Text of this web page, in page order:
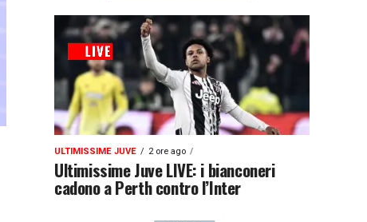
ULTIMISSIME JUVE 2 ore ago
Ultimissime Juve LIVE: i bianconeri
cadono a Perth contro l’Inter